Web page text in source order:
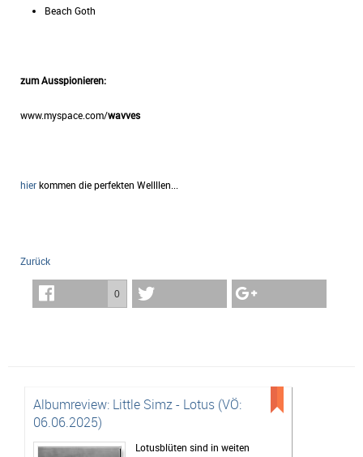
Beach Goth
zum Ausspionieren:
www.myspace.com/wavves
hierkommen die perfekten Wellllen...
Zurück
0
Albumreview: Little Simz - Lotus (VÖ:
06.06.2025)
Lotusblüten sind in weiten